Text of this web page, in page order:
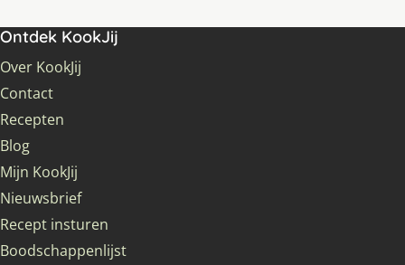
Ontdek KookJij
Over KookJij
Contact
Recepten
Blog
Mijn KookJij
Nieuwsbrief
Recept insturen
Boodschappenlijst